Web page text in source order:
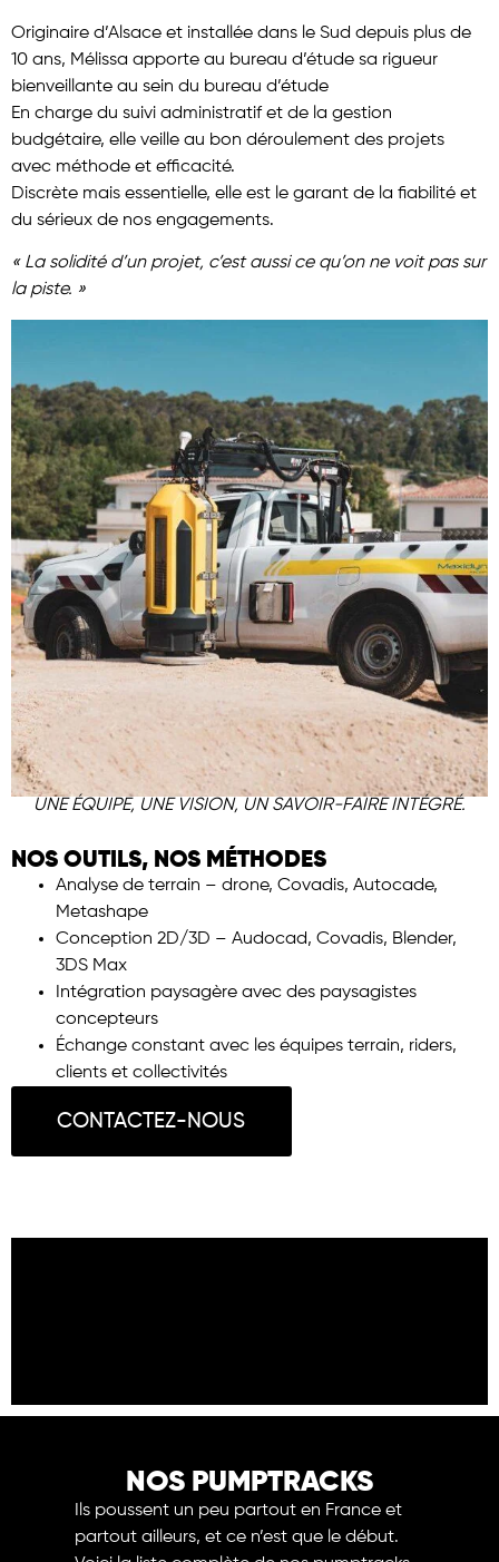
Originaire d’Alsace et installée dans le Sud depuis plus de
10 ans, Mélissa apporte au bureau d’étude sa rigueur
bienveillante au sein du bureau d’étude
En charge du suivi administratif et de la gestion
budgétaire, elle veille au bon déroulement des projets
avec méthode et efficacité.
Discrète mais essentielle, elle est le garant de la fiabilité et
du sérieux de nos engagements.
« La solidité d’un projet, c’est aussi ce qu’on ne voit pas sur
la piste. »
UNE ÉQUIPE, UNE VISION, UN SAVOIR-FAIRE INTÉGRÉ.
NOS OUTILS, NOS MÉTHODES
Analyse de terrain – drone, Covadis, Autocade,
Metashape
Conception 2D/3D – Audocad, Covadis, Blender,
3DS Max
Intégration paysagère avec des paysagistes
concepteurs
Échange constant avec les équipes terrain, riders,
clients et collectivités
CONTACTEZ-NOUS
NOS PUMPTRACKS
Ils poussent un peu partout en France et
partout ailleurs, et ce n’est que le début.